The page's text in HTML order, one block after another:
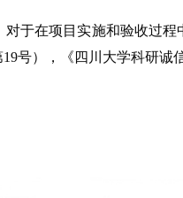
于在项目实施和验收过
号），《四川大学科研